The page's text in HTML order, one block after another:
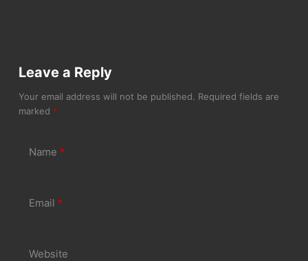
Leave a Reply
Your email address will not be published. Required fields are
marked *
Name *
Email *
Website